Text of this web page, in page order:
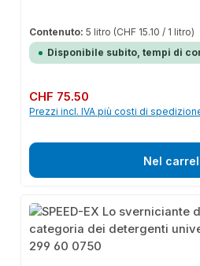
Contenuto:5 litro (CHF 15.10 / 1 litro)
Disponibile subito, tempi di
Prezzo normale:
CHF 75.50
Prezzi incl. IVA più costi di
Nel